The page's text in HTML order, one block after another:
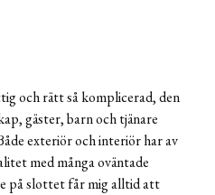
och rätt så komplicerad, den
gäster, barn och tjänare
exteriör och interiör har av
med många oväntade
på slottet får mig alltid att